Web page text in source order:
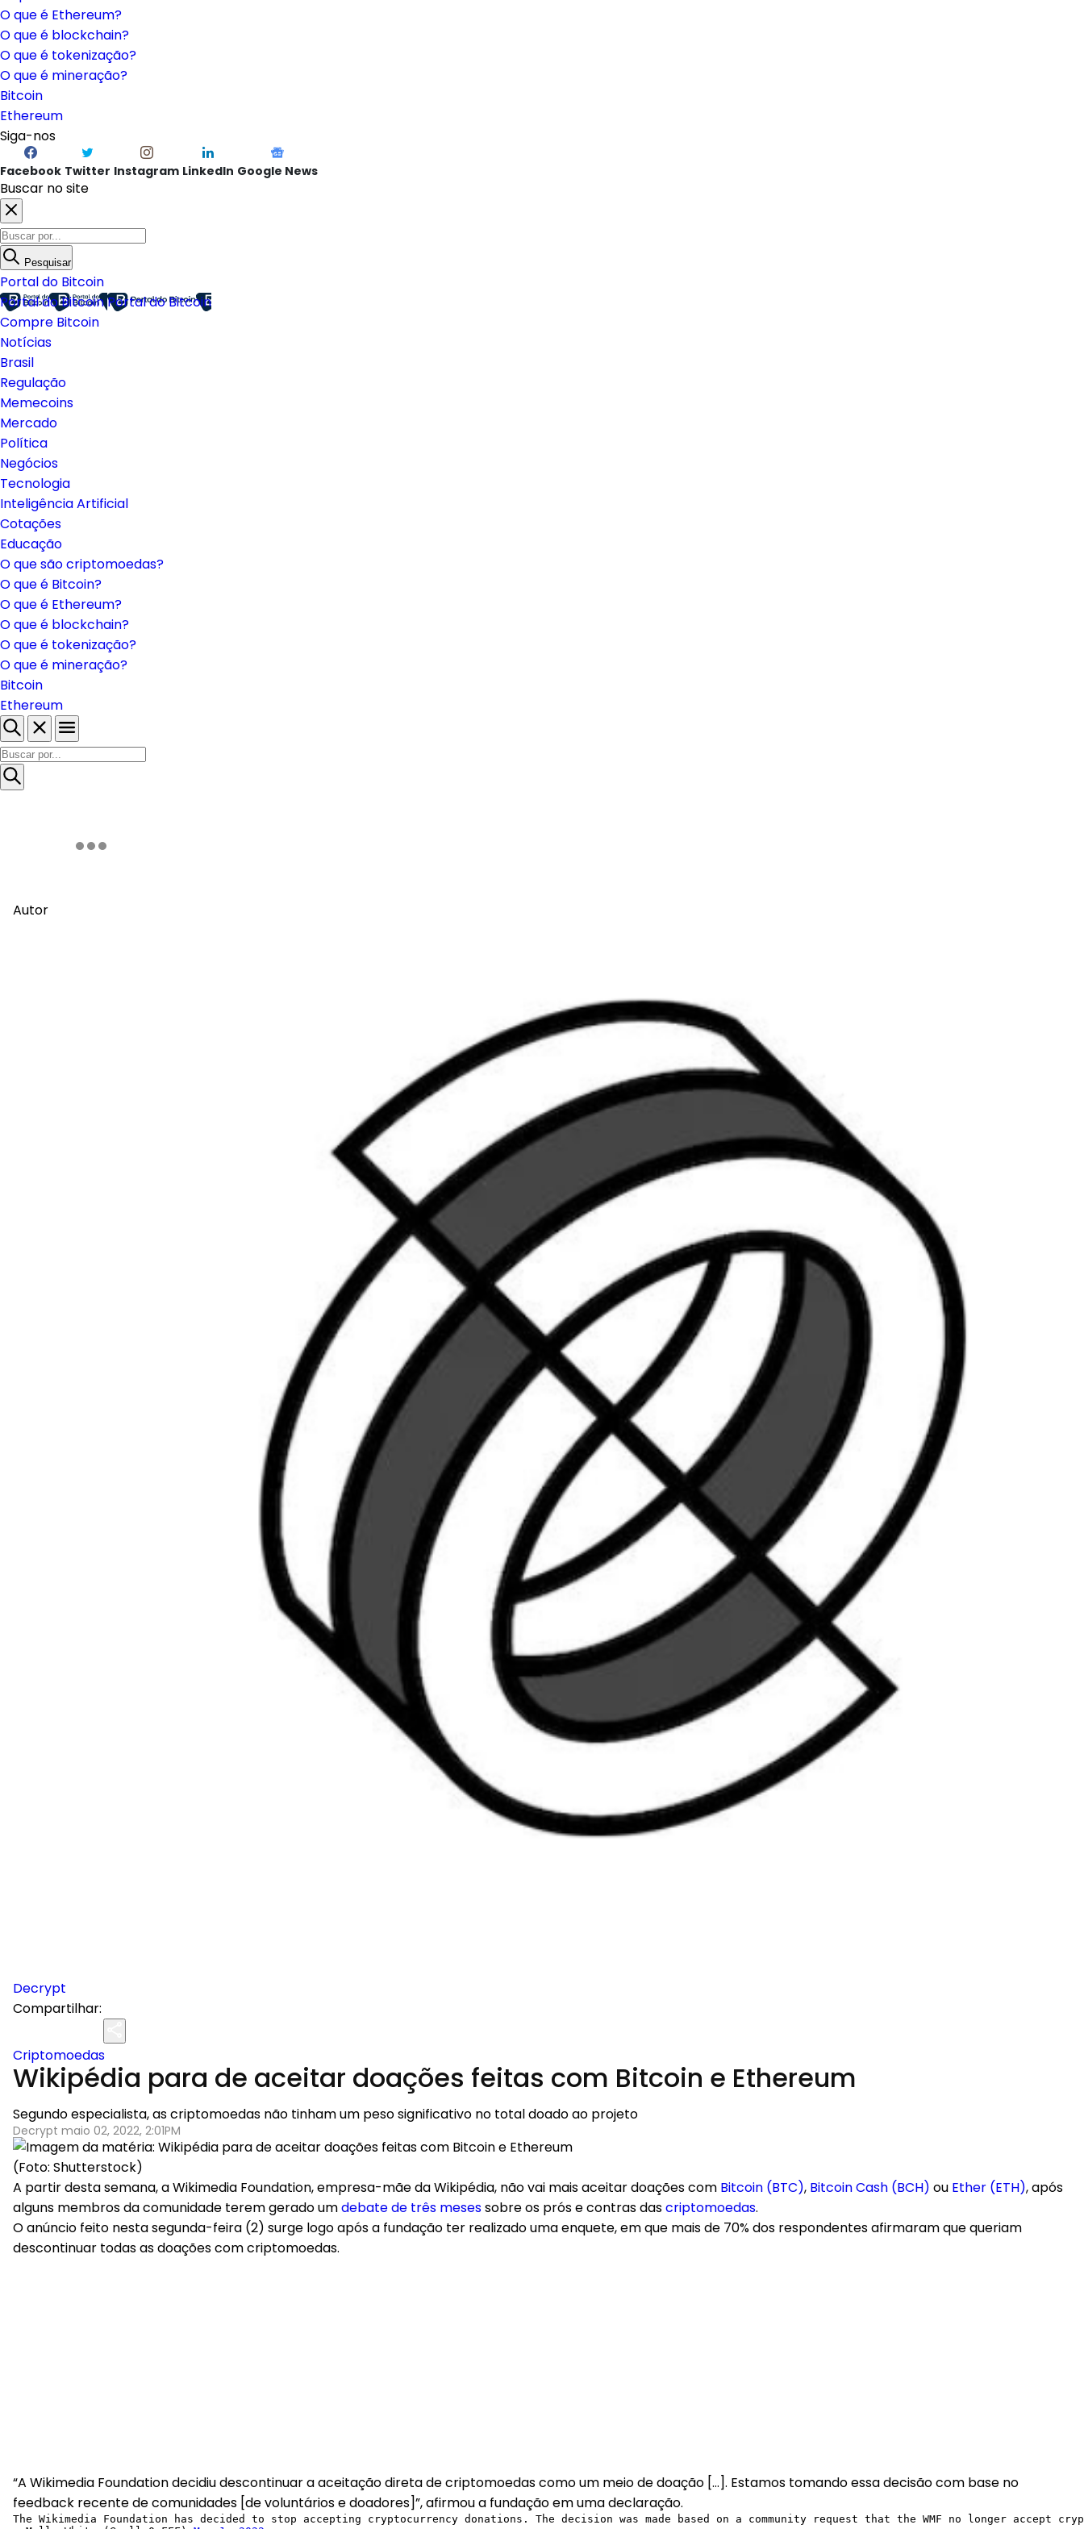
O que é Ethereum?
O que é blockchain?
O que é tokenização?
O que é mineração?
Bitcoin
Ethereum
Siga-nos
Facebook Twitter Instagram LinkedIn Google News
Buscar no site
Pesquisar
Portal do Bitcoin
Portal do BitcoinPortal do Bitcoin
Compre Bitcoin
Notícias
Brasil
Regulação
Memecoins
Mercado
Política
Negócios
Tecnologia
Inteligência Artificial
Cotações
Educação
O que são criptomoedas?
O que é Bitcoin?
O que é Ethereum?
O que é blockchain?
O que é tokenização?
O que é mineração?
Bitcoin
Ethereum
Autor
Decrypt
Compartilhar:
Criptomoedas
Wikipédia para de aceitar doações feitas com Bitcoin e Ethereum
Segundo especialista, as criptomoedas não tinham um peso significativo no total doado ao projeto
Decrypt maio 02, 2022, 2:01PM
(Foto: Shutterstock)
A partir desta semana, a Wikimedia Foundation, empresa-mãe da Wikipédia, não vai mais aceitar doações com Bitcoin (BTC), Bitcoin Cash (BCH) ou Ether (ETH), após
alguns membros da comunidade terem gerado umdebate de três mesessobre os prós e contras dascriptomoedas.
O anúncio feito nesta segunda-feira (2) surge logo após a fundação ter realizado uma enquete, em que mais de 70% dos respondentes afirmaram que queriam
descontinuar todas as doações com criptomoedas.
“A Wikimedia Foundation decidiu descontinuar a aceitação direta de criptomoedas como um meio de doação […]. Estamos tomando essa decisão com base no
feedback recente de comunidades [de voluntários e doadores]”, afirmou a fundação em uma declaração.
The Wikimedia Foundation has decided to stop accepting cryptocurrency donations. The decision was made based on a community request that the WMF no longer